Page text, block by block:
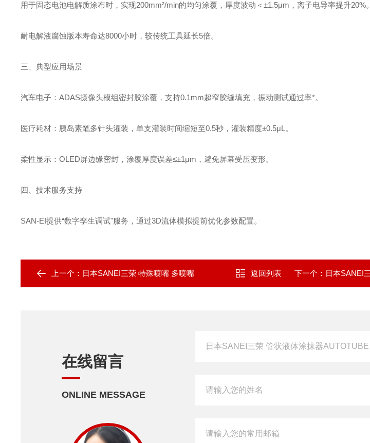
用于固态电池电解质涂布时，实现200mm²/min的均匀涂覆，厚度波动＜±1.5μm，离子电导率提升20%。
耐电解液腐蚀版本寿命达8000小时，较传统工具延长5倍。
三、典型应用场景‌
汽车电子‌：ADAS摄像头模组密封胶涂覆，支持0.1mm超窄胶缝填充，振动测试通过率*。
医疗耗材‌：胰岛素笔多针头灌装，单支灌装时间缩短至0.5秒，灌装精度±0.5μL。
柔性显示‌：OLED屏边缘密封，涂覆厚度误差≤±1μm，避免屏幕受压变形。
四、技术服务支持‌
SAN-EI提供“数字孪生调试"服务，通过3D流体模拟提前优化参数配置。
上一个： 日本SANEI三荣 特殊喷嘴 多喷嘴 返回列表 下一个： 日本SANEI三
在线留言
ONLINE MESSAGE